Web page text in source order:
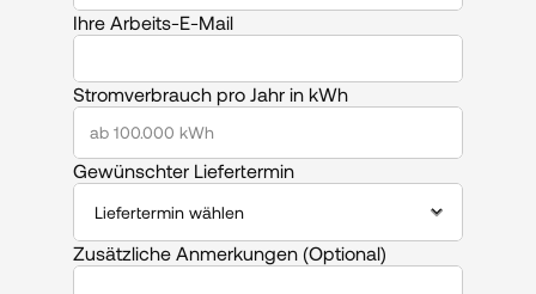
Ihre Arbeits-E-Mail
Stromverbrauch pro Jahr in kWh
Gewünschter Liefertermin
Zusätzliche Anmerkungen (Optional)